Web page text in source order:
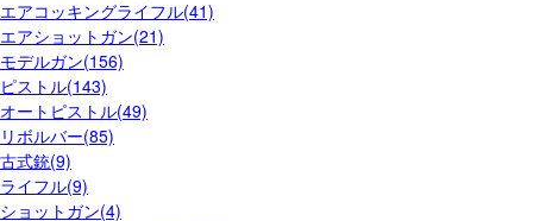
エアコッキングライフル(41)
エアショットガン(21)
モデルガン(156)
ピストル(143)
オートピストル(49)
リボルバー(85)
古式銃(9)
ライフル(9)
ショットガン(4)